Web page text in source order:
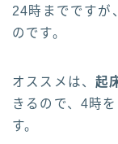
24時までですが
のです。
オススメは、起
きるので、4時
す。